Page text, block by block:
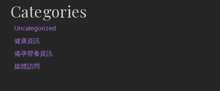
Categories
Uncategorized
健康資訊
備孕營養資訊
媒體訪問